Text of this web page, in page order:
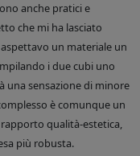
anche pratici e
che mi ha lasciato
un materiale un
i due cubi uno
una sensazione di minore
è comunque un
qualità-estetica,
più robusta.